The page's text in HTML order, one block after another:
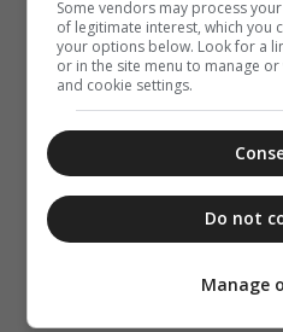
Some vendors may process
of legitimate interest, which you
your options below. Look for a
or in the site menu to manage
and cookie settings.
Do not
Manage